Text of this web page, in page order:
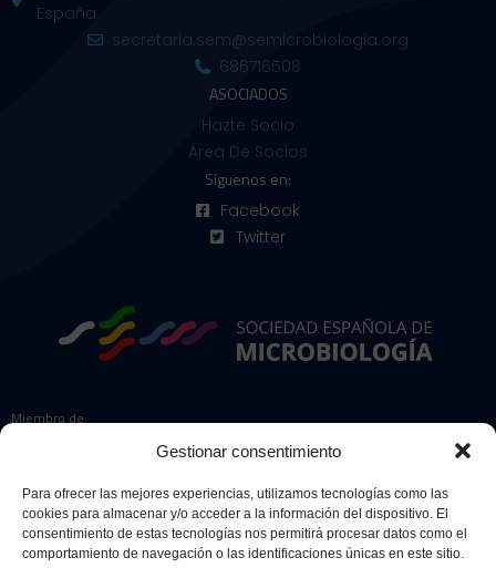
Gestionar consentimiento
Para ofrecer las mejores experiencias, utilizamos tecnologías como las
cookies para almacenar y/o acceder a la información del dispositivo. El
consentimiento de estas tecnologías nos permitirá procesar datos como el
comportamiento de navegación o las identificaciones únicas en este sitio.
Miembro de:
Colaboradores:
España
secretaria.sem@semicrobiologia.org
686716508
ASOCIADOS
Hazte Socio
Área De Socios
Síguenos en:
Facebook
Twitter